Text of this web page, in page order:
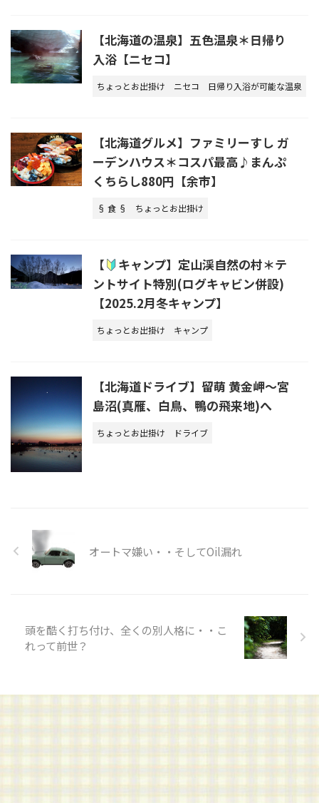
【北海道の温泉】五色温泉＊日帰り
入浴【ニセコ】
ちょっとお出掛け ニセコ 日帰り入浴が可能な温泉
【北海道グルメ】ファミリーすし ガ
ーデンハウス＊コスパ最高♪まんぷ
くちらし880円【余市】
§ 食 § ちょっとお出掛け
【
キャンプ】定山渓自然の村＊テ
ントサイト特別(ログキャビン併設)
【2025.2月冬キャンプ】
ちょっとお出掛け キャンプ
【北海道ドライブ】留萌 黄金岬～宮
島沼(真雁、白鳥、鴨の飛来地)へ
ちょっとお出掛け ドライブ
オートマ嫌い・・そしてOil漏れ
頭を酷く打ち付け、全くの別人格に・・こ
れって前世？